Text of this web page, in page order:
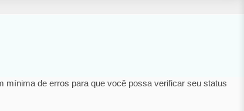
mínima de erros para que você possa verificar seu status